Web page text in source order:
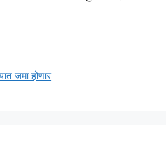
जमा होणार